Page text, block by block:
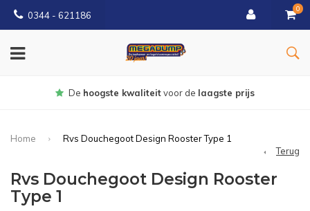
0344 - 621186
0
Gratisbezorgd vanaf € 150
Home
Rvs Douchegoot Design Rooster Type 1
Terug
Rvs Douchegoot Design Rooster
Type 1